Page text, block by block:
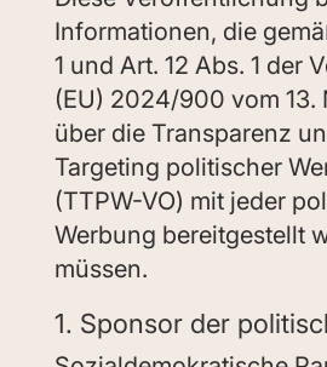
Informationen, die
1 und Art. 12 Abs. 1 der
(EU) 2024/900 vom 13.
über die Transparenz
Targeting politischer
(TTPW-VO) mit jeder
Werbung bereitgestellt
müssen.
1. Sponsor der